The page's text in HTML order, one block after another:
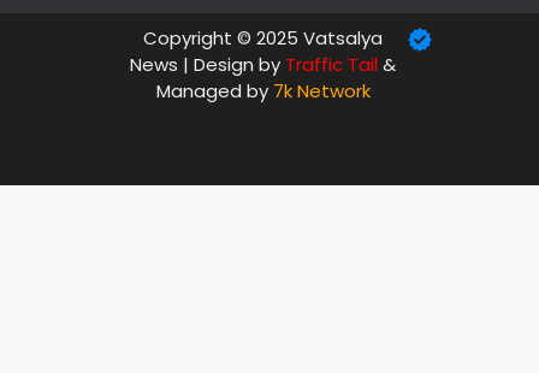
Copyright © 2025 Vatsalya
News | Design by Traffic Tail&
Managed by 7k Network